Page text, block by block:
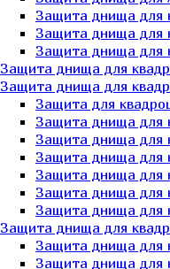
Защита днища для
Защита днища для
Защита днища для
Защита днища для
Защита днища для
Защита для
Защита днища для
Защита днища для
Защита днища для
Защита днища для
Защита днища для
Защита днища для
Защита днища для
Защита днища для
Защита днища для